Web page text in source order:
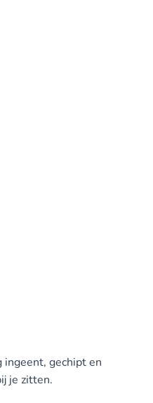
gechipt en
je zitten.